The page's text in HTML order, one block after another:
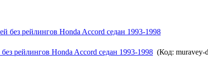
рейлингов Honda Accord седан 1993-1998 (Код: muravey-